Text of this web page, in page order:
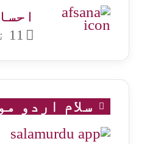
11 نومبر, 2025
سلام اردو